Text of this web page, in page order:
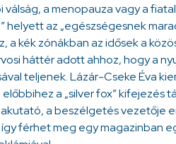
a menopauza vagy a
helyett az „egészségesnek
a kék zónákban az idősek a
háttér adott ahhoz, hogy a
teljenek. Lázár-Cseke Éva
a „silver fox” kifejezés
a beszélgetés vezetője
férhet meg egy magazinban